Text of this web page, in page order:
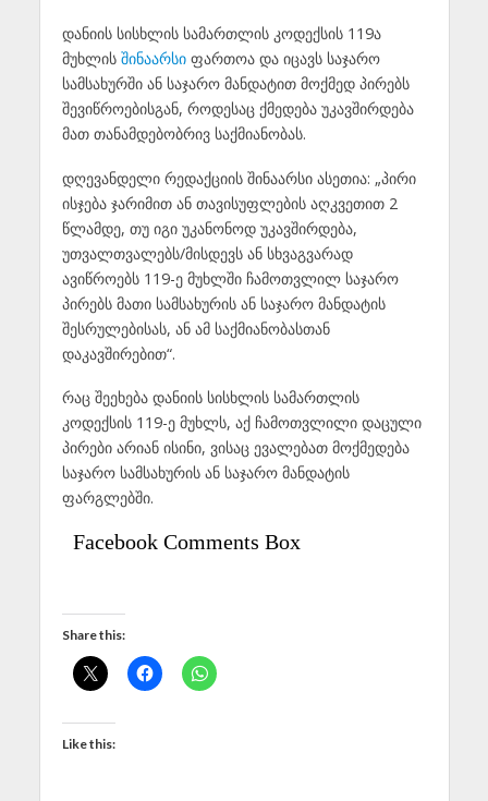
დანიის სისხლის სამართლის კოდექსის 119ა
მუხლის შინაარსი ფართოა და იცავს საჯარო
სამსახურში ან საჯარო მანდატით მოქმედ პირებს
შევიწროებისგან, როდესაც ქმედება უკავშირდება
მათ თანამდებობრივ საქმიანობას.
დღევანდელი რედაქციის შინაარსი ასეთია: „პირი
ისჯება ჯარიმით ან თავისუფლების აღკვეთით 2
წლამდე, თუ იგი უკანონოდ უკავშირდება,
უთვალთვალებს/მისდევს ან სხვაგვარად
ავიწროებს 119-ე მუხლში ჩამოთვლილ საჯარო
პირებს მათი სამსახურის ან საჯარო მანდატის
შესრულებისას, ან ამ საქმიანობასთან
დაკავშირებით“.
რაც შეეხება დანიის სისხლის სამართლის
კოდექსის 119-ე მუხლს, აქ ჩამოთვლილი დაცული
პირები არიან ისინი, ვისაც ევალებათ მოქმედება
საჯარო სამსახურის ან საჯარო მანდატის
ფარგლებში.
Facebook Comments Box
Share this:
Like this: